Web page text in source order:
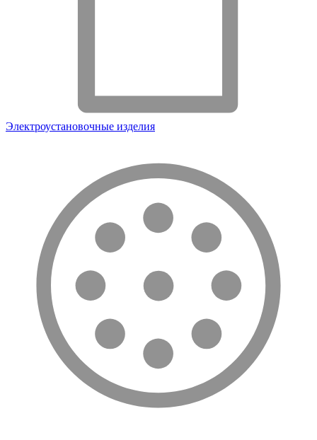
Электроустановочные изделия